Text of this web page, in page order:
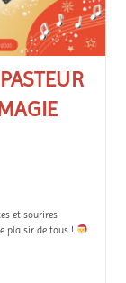
et sourires
plaisir de tous !